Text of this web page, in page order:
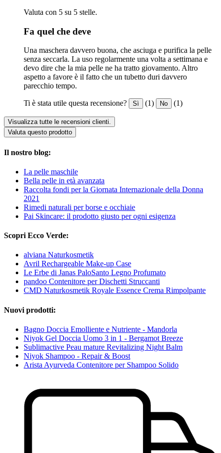
Valuta con 5 su 5 stelle.
Fa quel che deve
Una maschera davvero buona, che asciuga e purifica la pelle
senza seccarla. La uso regolarmente una volta a settimana e
devo dire che la mia pelle ne ha tratto giovamento. Altro
aspetto a favore è il fatto che un tubetto duri davvero
parecchio tempo.
Ti è stata utile questa recensione? Sì (1) No (1)
Visualizza tutte le recensioni clienti.
Valuta questo prodotto
Il nostro blog:
La pelle maschile
Bella pelle in età avanzata
Raccolta fondi per la Giornata Internazionale della Donna
2021
Rimedi naturali per borse e occhiaie
Pai Skincare: il prodotto giusto per ogni esigenza
Scopri Ecco Verde:
alviana Naturkosmetik
Avril Rechargeable Make-up Case
Le Erbe di Janas PaloSanto Legno Profumato
pandoo Contenitore per Dischetti Struccanti
CMD Naturkosmetik Royale Essence Crema Rimpolpante
Nuovi prodotti:
Bagno Doccia Emolliente e Nutriente - Mandorla
Niyok Gel Doccia Uomo 3 in 1 - Bergamot Breeze
Sublimactive Peau mature Revitalizing Night Balm
Niyok Shampoo - Repair & Boost
Arista Ayurveda Contenitore per Shampoo Solido